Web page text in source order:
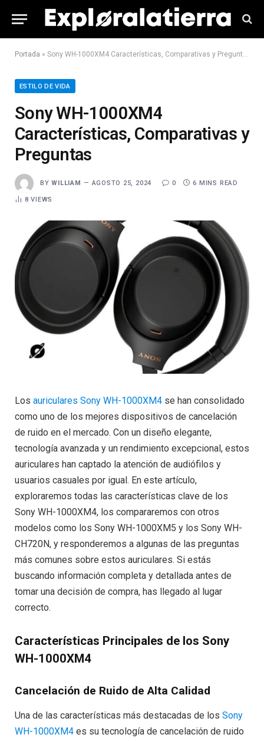
Portada » Sony WH-1000XM4 Características, Comparativas y Preguntas
ESTILO DE VIDA
Sony WH-1000XM4
Características, Comparativas y
Preguntas
BY WILLIAM AGOSTO 25, 2024 0 6 MINS READ
8VIEWS
Los auriculares Sony WH-1000XM4 se han consolidado
como uno de los mejores dispositivos de cancelación
de ruido en el mercado. Con un diseño elegante,
tecnología avanzada y un rendimiento excepcional, estos
auriculares han captado la atención de audiófilos y
usuarios casuales por igual. En este artículo,
exploraremos todas las características clave de los
Sony WH-1000XM4, los compararemos con otros
modelos como los Sony WH-1000XM5 y los Sony WH-
CH720N, y responderemos a algunas de las preguntas
más comunes sobre estos auriculares. Si estás
buscando información completa y detallada antes de
tomar una decisión de compra, has llegado al lugar
correcto.
Características Principales de los Sony
WH-1000XM4
Cancelación de Ruido de Alta Calidad
Una de las características más destacadas de los Sony
WH-1000XM4 es su tecnología de cancelación de ruido